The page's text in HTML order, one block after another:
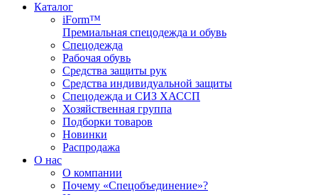
Каталог
iForm™
Премиальная спецодежда и обувь
Спецодежда
Рабочая обувь
Средства защиты рук
Средства индивидуальной защиты
Спецодежда и СИЗ ХАССП
Хозяйственная группа
Подборки товаров
Новинки
Распродажа
О нас
О компании
Почему «Спецобъединение»?